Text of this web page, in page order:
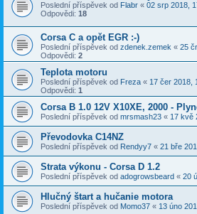
Poslední příspěvek od Flabr « 02 srp 2018,
Odpovědi: 18
Corsa C a opět EGR :-)
Poslední příspěvek od zdenek.zemek « 25
Odpovědi: 2
Teplota motoru
Poslední příspěvek od Freza « 17 čer 2018,
Odpovědi: 1
Corsa B 1.0 12V X10XE, 2000 -
Poslední příspěvek od mrsmash23 « 17 kvě
Převodovka C14NZ
Poslední příspěvek od Rendyy7 « 21 bře
Strata výkonu - Corsa D 1.2
Poslední příspěvek od adogrowsbeard « 20
Hlučný štart a hučanie motora
Poslední příspěvek od Momo37 « 13 úno